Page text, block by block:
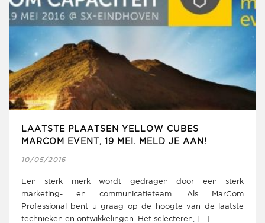
LAATSTE PLAATSEN YELLOW CUBES
MARCOM EVENT, 19 MEI. MELD JE AAN!
10/05/2016
Een sterk merk wordt gedragen door een sterk
marketing- en communicatieteam. Als MarCom
Professional bent u graag op de hoogte van de laatste
technieken en ontwikkelingen. Het selecteren, [...]